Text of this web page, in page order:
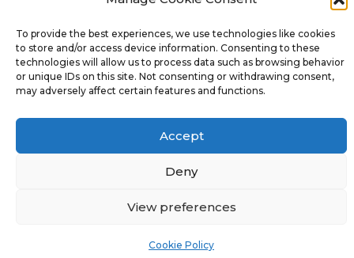
To provide the best experiences, we use technologies like cookies
to store and/or access device information. Consenting to these
technologies will allow us to process data such as browsing behavior
or unique IDs on this site. Not consenting or withdrawing consent,
may adversely affect certain features and functions.
Accept
Deny
View preferences
Cookie Policy
2023 Strovolos, Nicosia, Cyprus
© 2024-6 Reg4Tech Ltd - Designed & developed by